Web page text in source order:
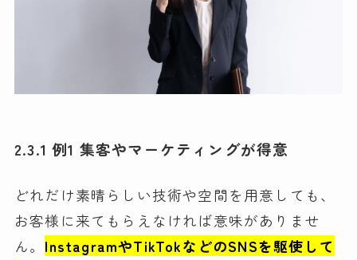
2.3.1 例1 集客やマーケティングが得意
どれだけ素晴らしい技術や空間を用意しても、
お客様に来てもらえなければ意味がありませ
ん。 InstagramやTikTokなどのSNSを駆使して